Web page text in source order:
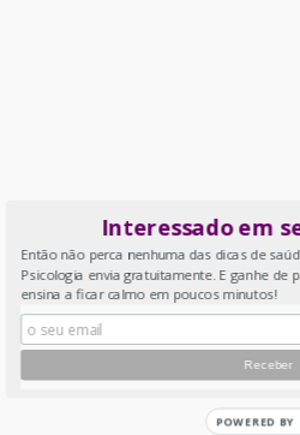
Interessado em
Então não perca nenhuma das dicas de
Psicologia envia gratuitamente. E ganhe de
ensina a ficar calmo em poucos minutos!